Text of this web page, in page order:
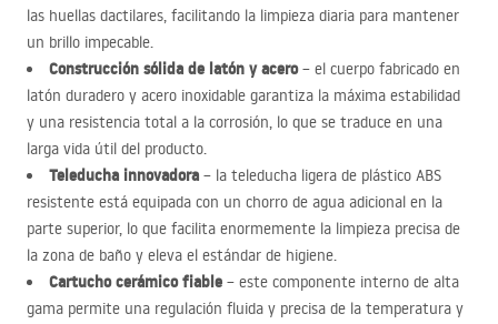
las huellas dactilares, facilitando la limpieza diaria para mantener
un brillo impecable.
Construcción sólida de latón y acero– el cuerpo fabricado en
latón duradero y acero inoxidable garantiza la máxima estabilidad
y una resistencia total a la corrosión, lo que se traduce en una
larga vida útil del producto.
Teleducha innovadora – la teleducha ligera de plástico ABS
resistente está equipada con un chorro de agua adicional en la
parte superior, lo que facilita enormemente la limpieza precisa de
la zona de baño y eleva el estándar de higiene.
Cartucho cerámico fiable – este componente interno de alta
gama permite una regulación fluida y precisa de la temperatura y